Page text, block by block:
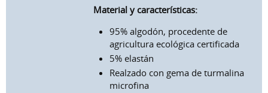
Material y características:
95% algodón, procedente de
agricultura ecológica certificada
5% elastán
Realzado con gema de turmalina
microfina